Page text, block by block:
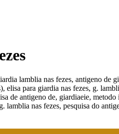
lamblia nas fezes, antigeno de
elisa para giardia nas fezes, g.
de antigeno de, giardiaeie,
lamblia nas fezes, pesquisa do